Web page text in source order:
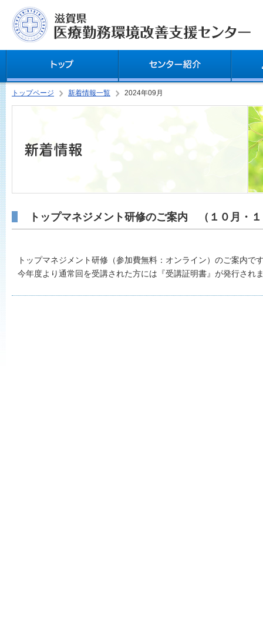
トップページ 新着情報一覧 2024年09月
トップマネジメント研修のご案内 （１０月・
トップマネジメント研修（参加費無料：オンライン）のご案内で
今年度より通常回を受講された方には『受講証明書』が発行され